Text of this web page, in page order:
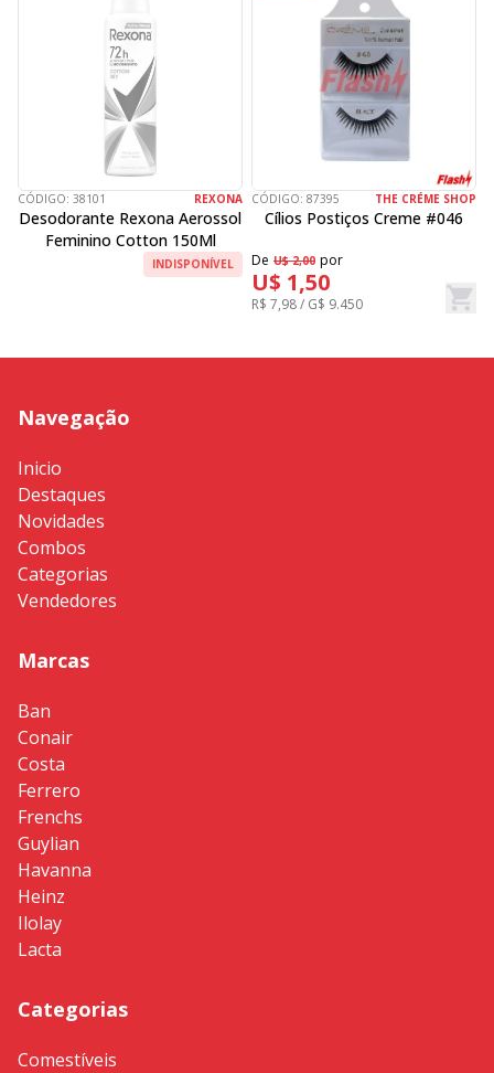
CÓDIGO: 38101 REXONA
Desodorante Rexona Aerossol
Feminino Cotton 150Ml
INDISPONÍVEL
CÓDIGO: 87395 THE CRÉME SHOP
Cílios Postiços Creme #046
De U$ 2,00 por
U$ 1,50
R$ 7,98 / G$ 9.450
Navegação
Inicio
Destaques
Novidades
Combos
Categorias
Vendedores
Marcas
Ban
Conair
Costa
Ferrero
Frenchs
Guylian
Havanna
Heinz
Ilolay
Lacta
Categorias
Comestíveis